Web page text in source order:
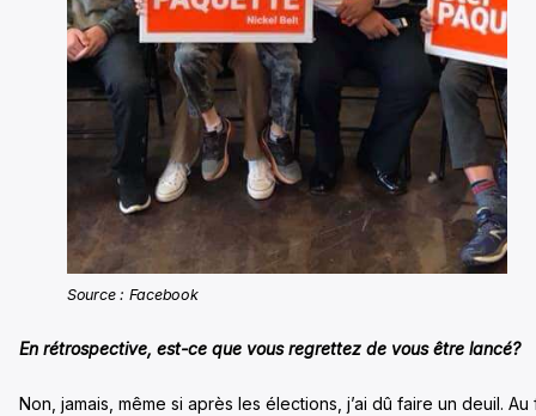
Source : Facebook
En rétrospective, est-ce que vous regrettez de vous être lancé?
Non, jamais, même si après les élections, j’ai dû faire un deuil. Au